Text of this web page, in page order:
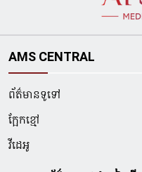
AMS CENTRAL
ព័ត៌មានទូទៅ
ក្អែកខ្មៅ
វីដេអូ